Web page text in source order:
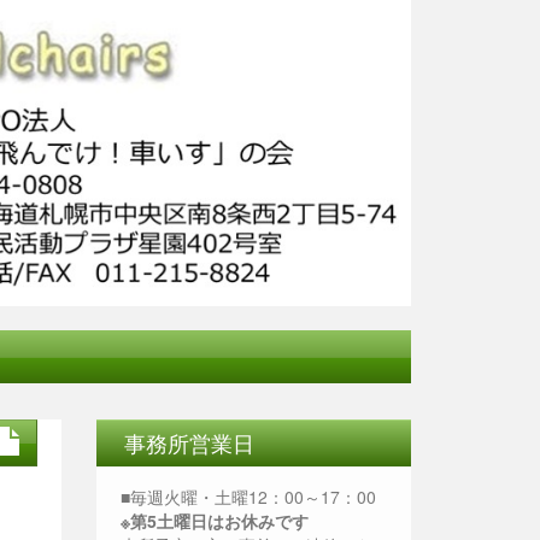
事務所営業日
■毎週火曜・土曜12：00～17：00
※第5土曜日はお休みです